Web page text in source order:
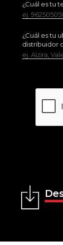
¿Cuál es tu
ej.
¿Cuál es tu
distribuidor
ej. Alzira,